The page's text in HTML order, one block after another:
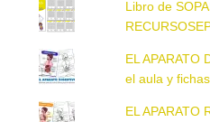
Libro de
EL APARATO
el aula y
EL APARATO